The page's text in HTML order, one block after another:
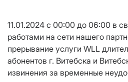
11.01.2024 с 00:00 до 06:00 в
работами на сети нашего
прерывание услуги WLL
абонентов г. Витебска и
извинения за временные